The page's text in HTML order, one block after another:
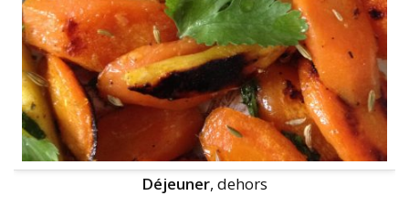
Déjeuner, dehors